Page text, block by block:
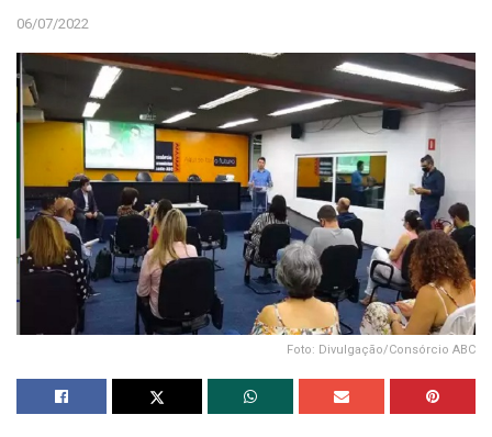
06/07/2022
Foto: Divulgação/Consórcio ABC